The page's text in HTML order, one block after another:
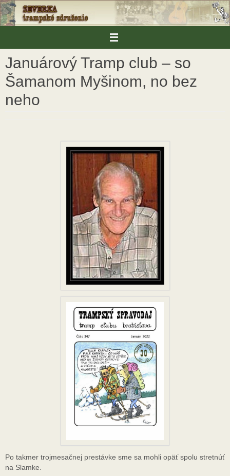
Skip
to
content
Januárový Tramp club – so
Šamanom Myšinom, no bez
neho
Po takmer trojmesačnej prestávke sme sa mohli opäť spolu stretnúť
na Slamke.